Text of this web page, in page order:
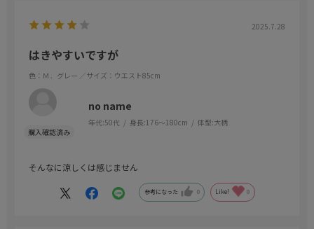
2025.7.28
はきやすいですが
色：Ｍ．グレー ／サイズ：ウエスト85cm
no name
年代:50代 身長:176～180cm 体型:大柄
そんなに涼しくは感じません
参考になった 0 Like! 0